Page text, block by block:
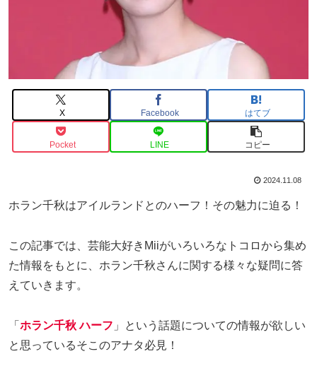
X Facebook はてブ
Pocket LINE コピー
2024.11.08
ホラン千秋はアイルランドとのハーフ！その魅力に迫る！
この記事では、芸能大好きMiiがいろいろなトコロから集め
た情報をもとに、ホラン千秋さんに関する様々な疑問に答
えていきます。
「 ホラン千秋 ハーフ 」という話題についての情報が欲しい
と思っているそこのアナタ必見！